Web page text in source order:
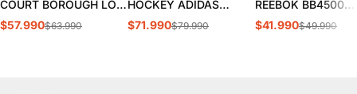
COURT BOROUGH LOW
JUVENIL | HM6293-
$57.990$63.990
HOCKEY ADIDAS
YOUNGSTAR JUVENIL |
$71.990$79.990
REEBOK BB4500
COURT
$41.990$49.990